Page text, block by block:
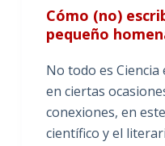
Cómo (no)
pequeño
No todo es
en ciertas
conexiones, en
científico y el